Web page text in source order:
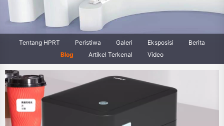
Tentang HPRT Peristiwa Galeri Eksposisi
Berita
Blog
Artikel Terkenal Video